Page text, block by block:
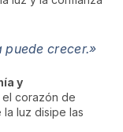
puede crecer.»
y
el corazón de
luz disipe las